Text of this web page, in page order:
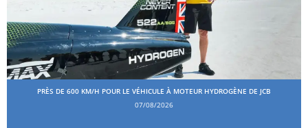
PRÈS DE 600 KM/H POUR LE VÉHICULE À MOTEUR HYDROGÈNE DE JCB
07/08/2026